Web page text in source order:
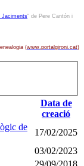
Jaciments" de Pere Cantón i
(www.portalgironi.cat)
Data de
creació
de
17/02/2025
03/02/2023